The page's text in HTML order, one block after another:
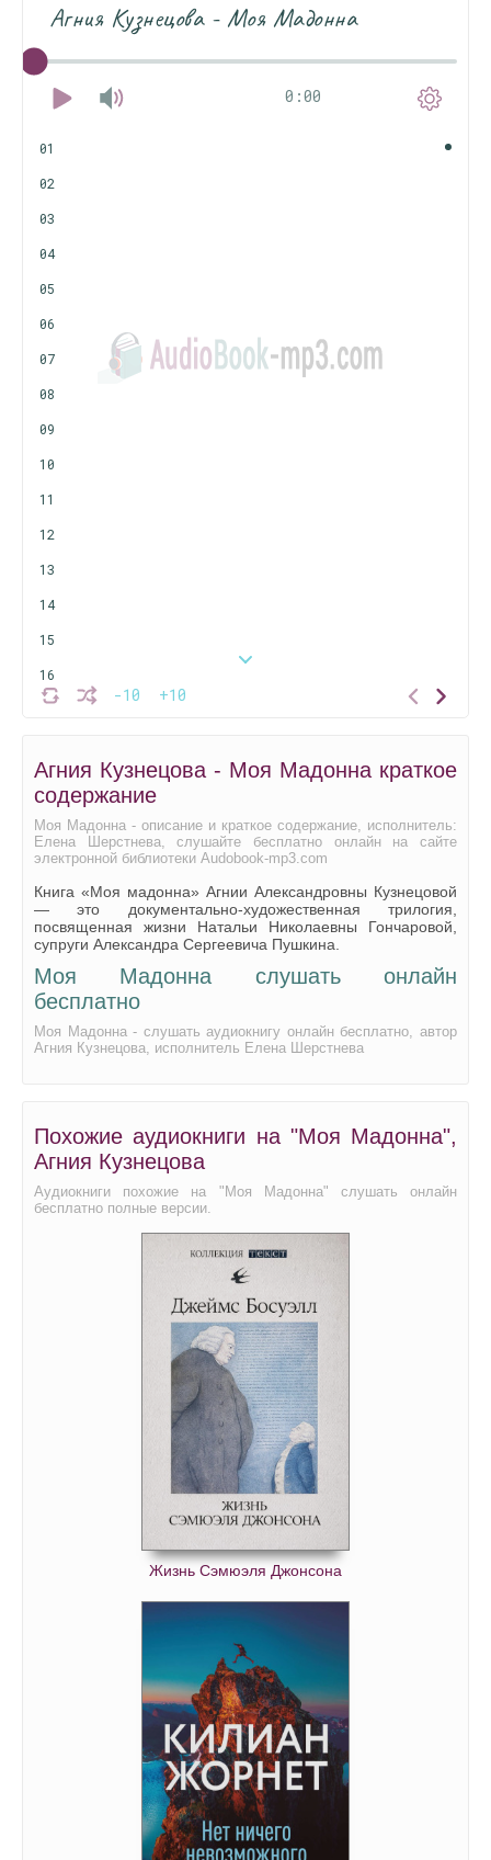
Агния Кузнецова - Моя Мадонна
0:00
-10 +10
01
02
03
04
05
06
07
08
09
10
11
12
13
14
15
16
17
19
21
22
24
25
26
Агния Кузнецова - Моя Мадонна краткое
содержание
Моя Мадонна - описание и краткое содержание, исполнитель:
Елена Шерстнева, слушайте бесплатно онлайн на сайте
электронной библиотеки Audobook-mp3.com
Книга «Моя мадонна» Агнии Александровны Кузнецовой
— это документально-художественная трилогия,
посвященная жизни Натальи Николаевны Гончаровой,
супруги Александра Сергеевича Пушкина.
Моя Мадонна слушать онлайн
бесплатно
Моя Мадонна - слушать аудиокнигу онлайн бесплатно, автор
Агния Кузнецова, исполнитель Елена Шерстнева
Похожие аудиокниги на "Моя Мадонна",
Агния Кузнецова
Аудиокниги похожие на "Моя Мадонна" слушать онлайн
бесплатно полные версии.
Жизнь Сэмюэля Джонсона